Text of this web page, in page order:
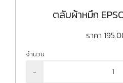
ตลับผ้าหมึก
ราคา
จำนวน
-